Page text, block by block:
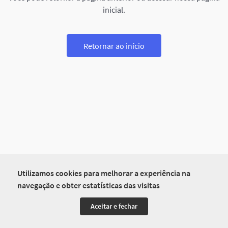
Utilizamos cookies para melhorar a experiência na
navegação e obter estatísticas das visitas
Aceitar e fechar
inicial.
Retornar ao início